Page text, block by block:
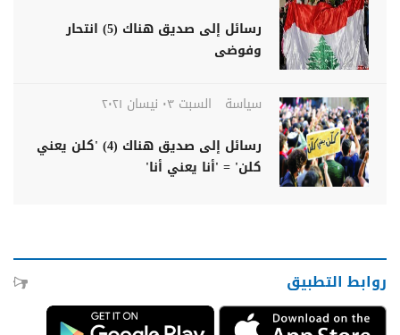
رسائل إلى صديق هناك (5) انتحار
وفوضى
سياسة
السبت ٠٣ نيسان ٢٠٢١
رسائل إلى صديق هناك (4) 'كلن يعني
كلن' = 'أنا يعني أنا'
روابط التطبيق